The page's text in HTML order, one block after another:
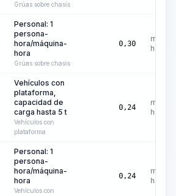
Grúas sobre chasis
Personal: 1
persona-
hora/máquina-
hora
Grúas sobre chasis
0,30
hora
Vehículos con
plataforma,
capacidad de
carga hasta 5 t
Vehículos con
plataforma
0,24
hora
Personal: 1
persona-
hora/máquina-
hora
Vehículos con
0,24
hora